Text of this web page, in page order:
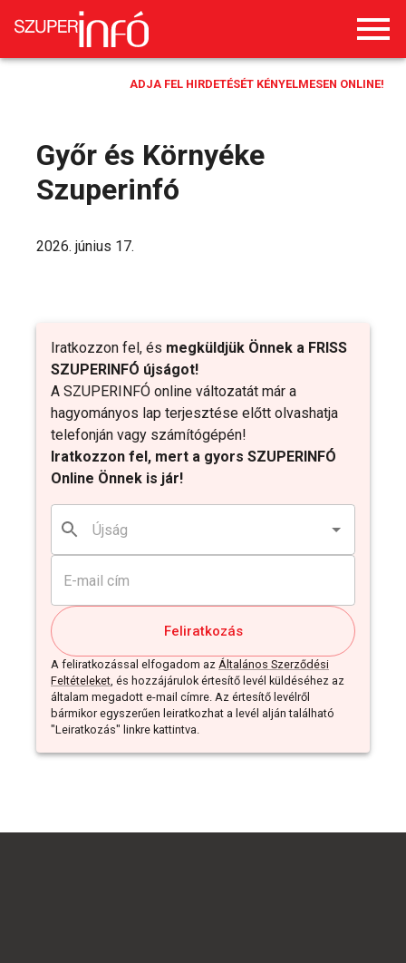
ADJA FEL HIRDETÉSÉT KÉNYELMESEN ONLINE!
Győr és Környéke
Szuperinfó
Iratkozzon fel, és megküldjük Önnek a FRISS
SZUPERINFÓ újságot!
A SZUPERINFÓ online változatát már a
hagyományos lap terjesztése előtt olvashatja
telefonján vagy számítógépén!
Iratkozzon fel, mert a gyors SZUPERINFÓ
Online Önnek is jár!
Feliratkozás
A feliratkozással elfogadom az Általános Szerződési
Feltételeket, és hozzájárulok értesítő levél küldéséhez az
általam megadott e-mail címre. Az értesítő levélről
bármikor egyszerűen leiratkozhat a levél alján található
"Leiratkozás" linkre kattintva.
2026. június 17.